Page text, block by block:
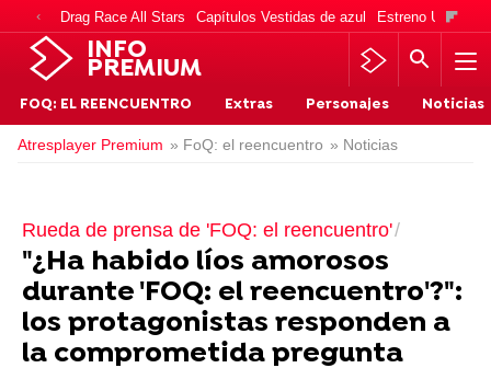
Drag Race All Stars Capítulos Vestidas de azul Estreno Una
INFO
PREMIUM
FOQ: EL REENCUENTRO Extras Personajes Noticias
Atresplayer Premium » FoQ: el reencuentro » Noticias
Rueda de prensa de 'FOQ: el reencuentro'
"¿Ha habido líos amorosos
durante 'FOQ: el reencuentro'?":
los protagonistas responden a
la comprometida pregunta